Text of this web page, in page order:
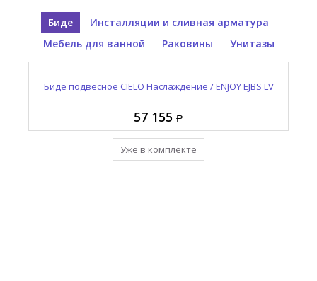
Биде
Инсталляции и сливная арматура
Мебель для ванной
Раковины Унитазы
Биде подвесное CIELO Наслаждение / ENJOY EJBS LV
57 155
Уже в комплекте
Выпуск для раковины с керамической накладкой
12 965
Уже в комплекте
Зеркало овальное CIELO И Катини / I CATINI CASPO
95 410
Уже в комплекте
Раковина встраиваемая CIELO Наслаждение /
42 550
Уже в комплекте
Унитаз подвесной CIELO Наслаждение / ENJOY EJVS
57 155
Уже в комплекте